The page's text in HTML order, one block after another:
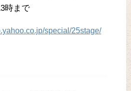
時まで
special/25stage/